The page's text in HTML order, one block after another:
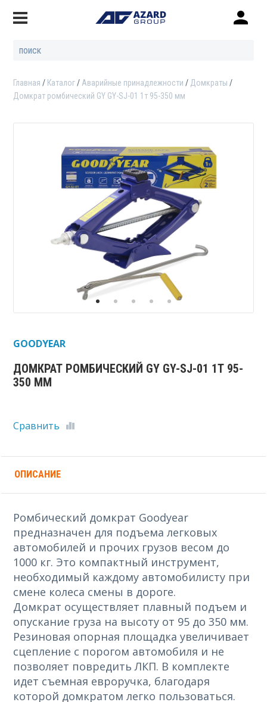
Главная Каталог Аварийные принадлежности
Домкраты
Домкрат ромбический GY GY-SJ-01 1т 95-350 мм
ДОМКРАТ РОМБИЧЕСКИЙ GY GY-SJ-01 1Т 95-
350 ММ
GOODYEAR
Сравнить
ОПИСАНИЕ
Ромбический домкрат Goodyear
предназначен для подъема легковых
автомобилей и прочих грузов весом до
1000 кг. Это компактный инструмент,
необходимый каждому автомобилисту при
смене колеса смены в дороге.
Домкрат осуществляет плавный подъем и
опускание груза на высоту от 95 до 350 мм.
Резиновая опорная площадка увеличивает
сцепление с порогом автомобиля и не
позволяет повредить ЛКП. В комплекте
идет съемная евроручка, благодаря
которой домкратом легко пользоваться.